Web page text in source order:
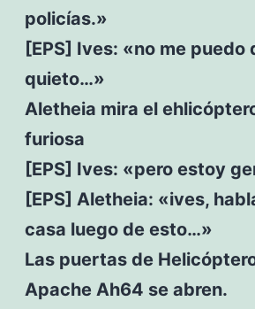
policías.»
[EPS] Ives: «no me puedo
quieto…»
Aletheia mira el
furiosa
[EPS] Ives: «pero estoy
[EPS] Aletheia: «ives,
casa luego de esto…»
Las puertas de
Apache Ah64 se abren.